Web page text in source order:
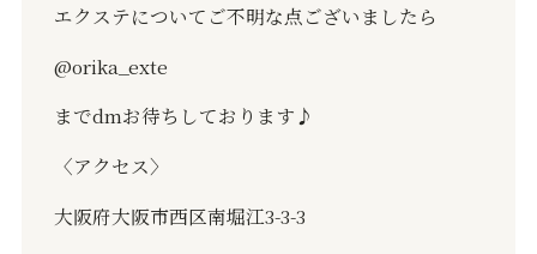
エクステについてご不明な点ございましたら
@orika_exte
までdmお待ちしております♪
〈アクセス〉
大阪府大阪市西区南堀江3-3-3